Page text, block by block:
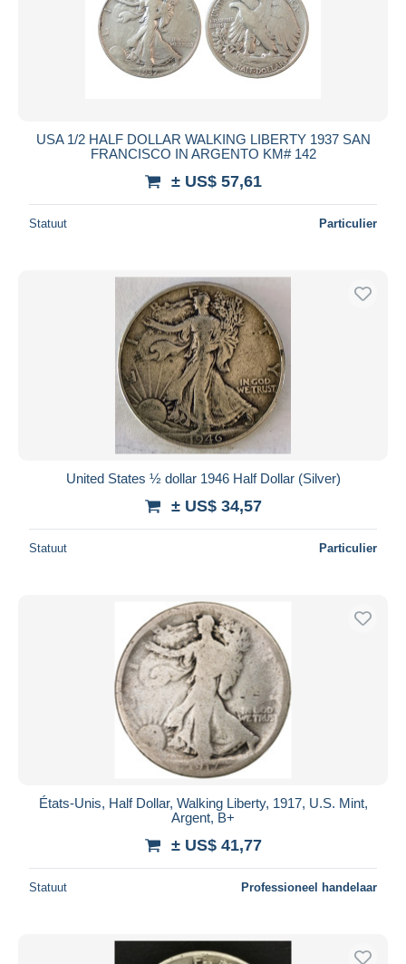
USA 1/2 HALF DOLLAR WALKING LIBERTY 1937 SAN
FRANCISCO IN ARGENTO KM# 142
± US$ 57,61
Statuut Particulier
United States ½ dollar 1946 Half Dollar (Silver)
± US$ 34,57
Statuut Particulier
États-Unis, Half Dollar, Walking Liberty, 1917, U.S. Mint,
Argent, B+
± US$ 41,77
Statuut Professioneel handelaar